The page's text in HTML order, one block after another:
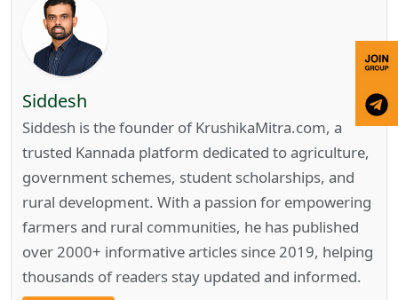
Siddesh
Siddesh is the founder of KrushikaMitra.com, a
trusted Kannada platform dedicated to agriculture,
government schemes, student scholarships, and
rural development. With a passion for empowering
farmers and rural communities, he has published
over 2000+ informative articles since 2019, helping
thousands of readers stay updated and informed.